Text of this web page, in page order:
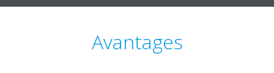
Avantages